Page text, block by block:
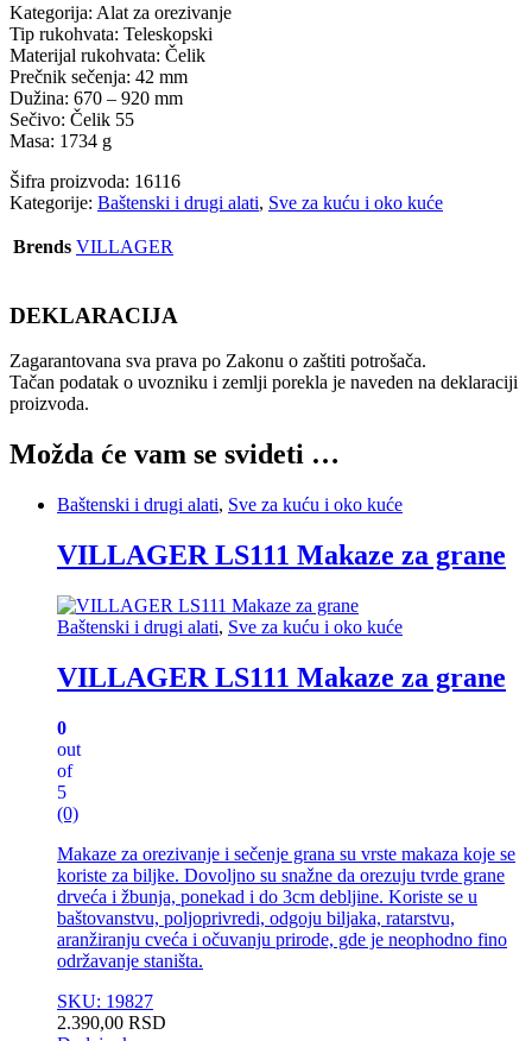
Kategorija: Alat za orezivanje
Tip rukohvata: Teleskopski
Materijal rukohvata: Čelik
Prečnik sečenja: 42 mm
Dužina: 670 – 920 mm
Sečivo: Čelik 55
Masa: 1734 g
Šifra proizvoda: 16116
Kategorije: Baštenski i drugi alati, Sve za kuću i oko kuće
Brends VILLAGER
DEKLARACIJA
Zagarantovana sva prava po Zakonu o zaštiti potrošača.
Tačan podatak o uvozniku i zemlji porekla je naveden na deklaraciji
proizvoda.
Možda će vam se svideti …
Baštenski i drugi alati, Sve za kuću i oko kuće
VILLAGER LS111 Makaze za grane
Baštenski i drugi alati, Sve za kuću i oko kuće
VILLAGER LS111 Makaze za grane
0
out
of
5
(0)
Makaze za orezivanje i sečenje grana su vrste makaza koje se
koriste za biljke. Dovoljno su snažne da orezuju tvrde grane
drveća i žbunja, ponekad i do 3cm debljine. Koriste se u
baštovanstvu, poljoprivredi, odgoju biljaka, ratarstvu,
aranžiranju cveća i očuvanju prirode, gde je neophodno fino
održavanje staništa.
SKU: 19827
2.390,00 RSD